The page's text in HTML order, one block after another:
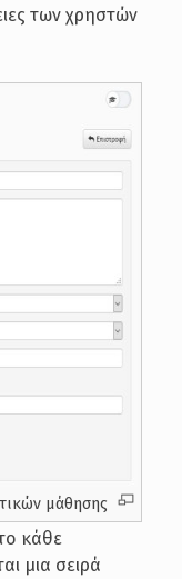
των χρηστών
μάθησης
κάθε
μια σειρά